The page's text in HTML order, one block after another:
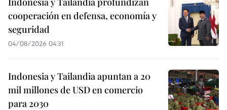
cooperación en defensa, economía y
seguridad
04/08/2026 04:31
Indonesia y Tailandia apuntan a 20
mil millones de USD en comercio
para 2030